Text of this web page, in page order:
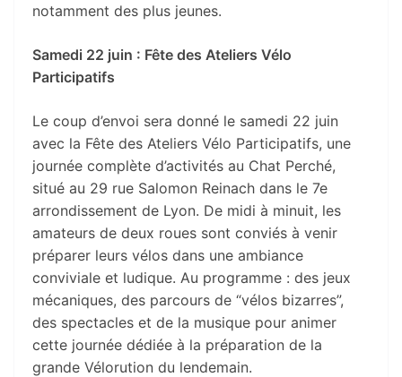
notamment des plus jeunes.
Samedi 22 juin : Fête des Ateliers Vélo
Participatifs
Le coup d’envoi sera donné le samedi 22 juin
avec la Fête des Ateliers Vélo Participatifs, une
journée complète d’activités au Chat Perché,
situé au 29 rue Salomon Reinach dans le 7e
arrondissement de Lyon. De midi à minuit, les
amateurs de deux roues sont conviés à venir
préparer leurs vélos dans une ambiance
conviviale et ludique. Au programme : des jeux
mécaniques, des parcours de “vélos bizarres”,
des spectacles et de la musique pour animer
cette journée dédiée à la préparation de la
grande Vélorution du lendemain.